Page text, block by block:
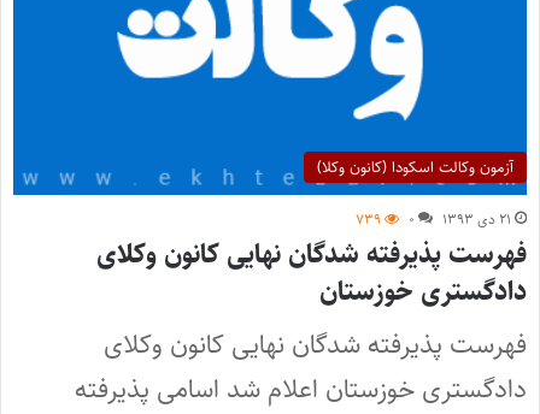
آزمون وکالت اسکودا (کانون وکلا)
۲۱ دی ۱۳۹۳ ۰ ۷۳۹
فهرست پذیرفته شدگان نهایی کانون وکلای
دادگستری خوزستان
فهرست پذیرفته شدگان نهایی کانون وکلای
دادگستری خوزستان اعلام شد اسامی پذیرفته